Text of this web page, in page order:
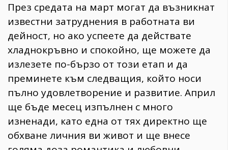
През средата на март могат да възникнат
известни затруднения в работната ви
дейност, но ако успеете да действате
хладнокръвно и спокойно, ще можете да
излезете по-бързо от този етап и да
преминете към следващия, който носи
пълно удовлетворение и развитие. Април
ще бъде месец изпълнен с много
изненади, като една от тях директно ще
обхване личния ви живот и ще внесе